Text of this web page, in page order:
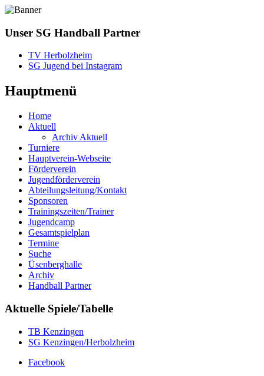
Unser SG Handball Partner
TV Herbolzheim
SG Jugend bei Instagram
Hauptmenü
Home
Aktuell
Archiv Aktuell
Turniere
Hauptverein-Webseite
Förderverein
Jugendförderverein
Abteilungsleitung/Kontakt
Sponsoren
Trainingszeiten/Trainer
Jugendcamp
Gesamtspielplan
Termine
Suche
Üsenberghalle
Archiv
Handball Partner
Aktuelle Spiele/Tabelle
TB Kenzingen
SG Kenzingen/Herbolzheim
Facebook